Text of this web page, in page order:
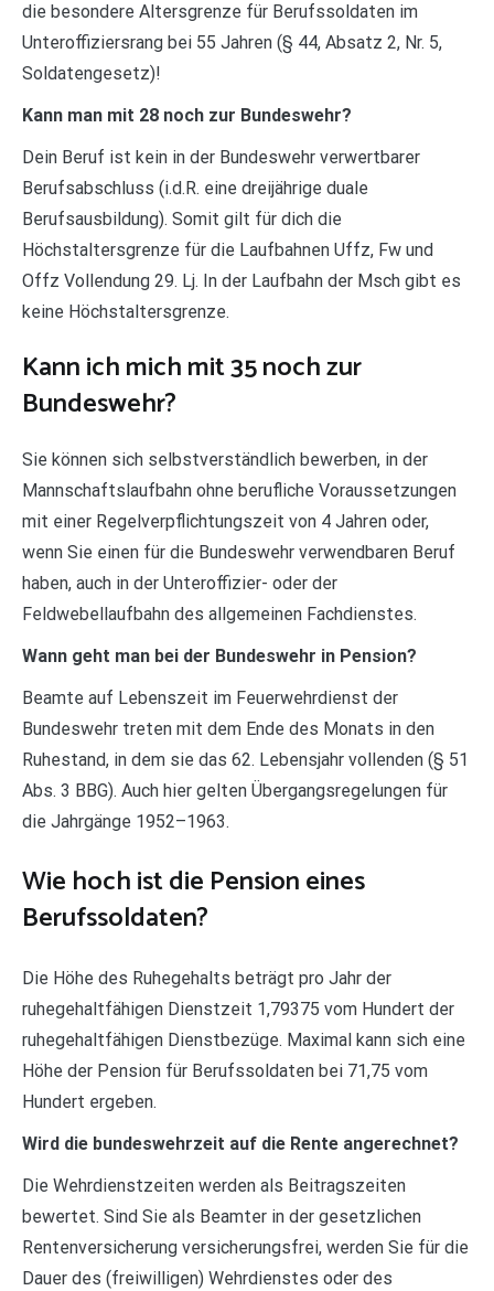
die besondere Altersgrenze für Berufssoldaten im
Unteroffiziersrang bei 55 Jahren (§ 44, Absatz 2, Nr. 5,
Soldatengesetz)!
Kann man mit 28 noch zur Bundeswehr?
Dein Beruf ist kein in der Bundeswehr verwertbarer
Berufsabschluss (i.d.R. eine dreijährige duale
Berufsausbildung). Somit gilt für dich die
Höchstaltersgrenze für die Laufbahnen Uffz, Fw und
Offz Vollendung 29. Lj. In der Laufbahn der Msch gibt es
keine Höchstaltersgrenze.
Kann ich mich mit 35 noch zur
Bundeswehr?
Sie können sich selbstverständlich bewerben, in der
Mannschaftslaufbahn ohne berufliche Voraussetzungen
mit einer Regelverpflichtungszeit von 4 Jahren oder,
wenn Sie einen für die Bundeswehr verwendbaren Beruf
haben, auch in der Unteroffizier- oder der
Feldwebellaufbahn des allgemeinen Fachdienstes.
Wann geht man bei der Bundeswehr in Pension?
Beamte auf Lebenszeit im Feuerwehrdienst der
Bundeswehr treten mit dem Ende des Monats in den
Ruhestand, in dem sie das 62. Lebensjahr vollenden (§ 51
Abs. 3 BBG). Auch hier gelten Übergangsregelungen für
die Jahrgänge 1952–1963.
Wie hoch ist die Pension eines
Berufssoldaten?
Die Höhe des Ruhegehalts beträgt pro Jahr der
ruhegehaltfähigen Dienstzeit 1,79375 vom Hundert der
ruhegehaltfähigen Dienstbezüge. Maximal kann sich eine
Höhe der Pension für Berufssoldaten bei 71,75 vom
Hundert ergeben.
Wird die bundeswehrzeit auf die Rente angerechnet?
Die Wehrdienstzeiten werden als Beitragszeiten
bewertet. Sind Sie als Beamter in der gesetzlichen
Rentenversicherung versicherungsfrei, werden Sie für die
Dauer des (freiwilligen) Wehrdienstes oder des